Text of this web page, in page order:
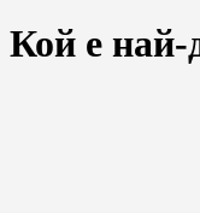
Кой е най-